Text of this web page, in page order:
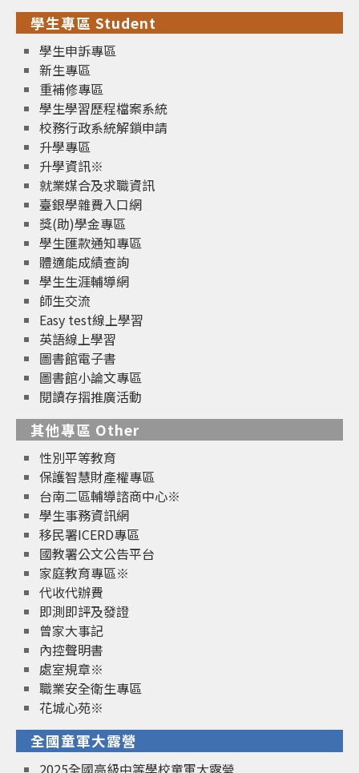
學生專區 Student
學生申訴專區
新生專區
重補修專區
學生學習歷程檔案系統
校務行政系統解鎖申請
升學專區
升學資訊※
就業媒合及求職資訊
臺銀學雜費入口網
獎(助)學金專區
學生匯款通知專區
體適能成績查詢
學生生涯輔導網
師生交流
Easy test線上學習
英語線上學習
圖書館電子書
圖書館小論文專區
閱讀存摺推廣活動
其他專區 Other
性別平等教育
保護智慧財產權專區
台南二區輔導諮商中心※
學生事務資訊網
移民署ICERD專區
國教署公文公告平台
家庭教育專區※
代收代辦費
即測即評及發證
曾家大事記
內控聲明書
處室規章※
職業安全衛生專區
花城心苑※
全國童軍大露營
2025全國高級中等學校童軍大露營